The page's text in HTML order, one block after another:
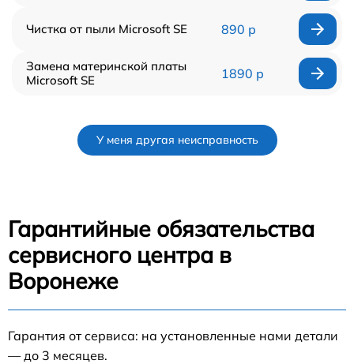
Чистка от пыли Microsoft SE 890 р
Замена материнской платы
Microsoft SE
1890 р
У меня другая неисправность
Гарантийные обязательства
сервисного центра в
Воронеже
Гарантия от сервиса: на установленные нами детали
— до 3 месяцев.